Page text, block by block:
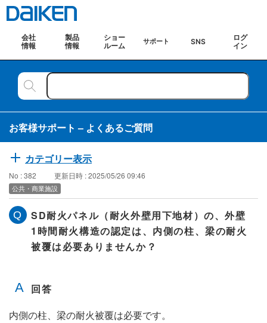
会社
情報
製品
情報
ショー
ルーム
サポート SNS
ログ
イン
お客様サポート – よくあるご質問
カテゴリー表示
No : 382 更新日時 : 2025/05/26 09:46
公共・商業施設
SD耐火パネル（耐火外壁用下地材）の、外壁
1時間耐火構造の認定は、内側の柱、梁の耐火
被覆は必要ありませんか？
内側の柱、梁の耐火被覆は必要です。